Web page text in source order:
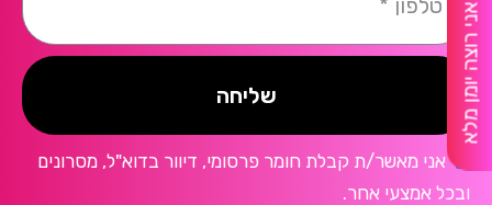
אני רוצה יומן מלא שליחה
אני מאשר/ת קבלת חומר פרסומי, דיוור בדוא"ל, מסרונים
ובכל אמצעי אחר.